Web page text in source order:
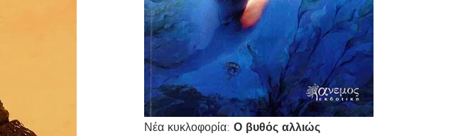
Νέα κυκλοφορία:Ο βυθός αλλιώς